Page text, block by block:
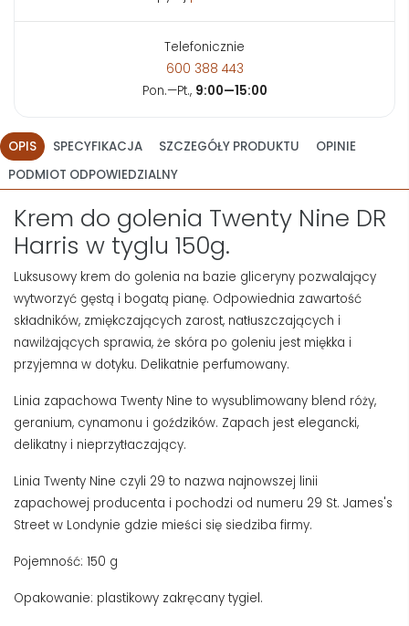
Telefonicznie
600 388 443
Pon.—Pt., 9:00—15:00
OPIS SPECYFIKACJA SZCZEGÓŁY PRODUKTU
OPINIE
PODMIOT ODPOWIEDZIALNY
Krem do golenia Twenty Nine DR
Harris w tyglu 150g.
Luksusowy krem do golenia na bazie gliceryny pozwalający
wytworzyć gęstą i bogatą pianę. Odpowiednia zawartość
składników, zmiękczających zarost, natłuszczających i
nawilżających sprawia, że skóra po goleniu jest miękka i
przyjemna w dotyku. Delikatnie perfumowany.
Linia zapachowa Twenty Nine to wysublimowany blend róży,
geranium, cynamonu i goździków. Zapach jest elegancki,
delikatny i nieprzytłaczający.
Linia Twenty Nine czyli 29 to nazwa najnowszej linii
zapachowej producenta i pochodzi od numeru 29 St. James's
Street w Londynie gdzie mieści się siedziba firmy.
Pojemność: 150 g
Opakowanie: plastikowy zakręcany tygiel.